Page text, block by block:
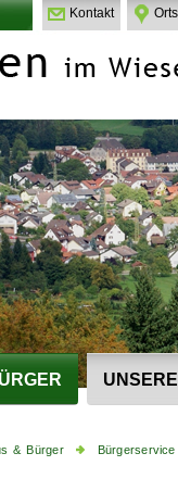
Kontakt
& Bürger Bürgerservice